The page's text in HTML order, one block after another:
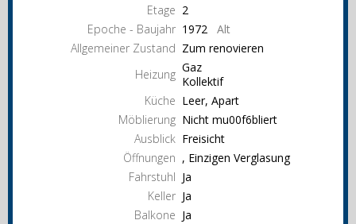
Etage 2
Epoche - Baujahr 1972 Alt
Allgemeiner Zustand Zum renovieren
Heizung Gaz
Kollektif
Küche Leer, Apart
Möblierung Nicht mu00f6bliert
Ausblick Freisicht
Öffnungen , Einzigen Verglasung
Fahrstuhl Ja
Keller Ja
Balkone Ja